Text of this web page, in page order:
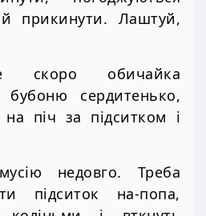
прикинути. Лаштуй,
обичайка
сердитенько,
піч за підситком і
недовго. Треба
підситок на-попа,